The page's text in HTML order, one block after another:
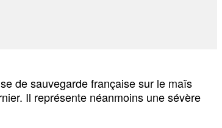
de sauvegarde française sur le maïs
Il représente néanmoins une sévère